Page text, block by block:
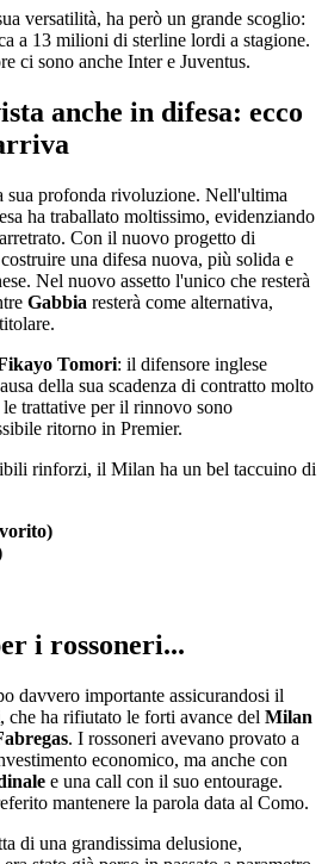
versatilità, ha però un grande scoglio:
a 13 milioni di sterline lordi a stagione.
ci sono anche Inter e Juventus.
anche in difesa: ecco
sua profonda rivoluzione. Nell'ultima
ha traballato moltissimo, evidenziando
Con il nuovo progetto di
una difesa nuova, più solida e
Nel nuovo assetto l'unico che resterà
Gabbia resterà come alternativa,
Tomori: il difensore inglese
della sua scadenza di contratto molto
trattative per il rinnovo sono
ritorno in Premier.
rinforzi, il Milan ha un bel taccuino di
i rossoneri...
davvero importante assicurandosi il
, che ha rifiutato le forti avance del Milan
. I rossoneri avevano provato a
economico, ma anche con
e una call con il suo entourage.
mantenere la parola data al Como.
di una grandissima delusione,